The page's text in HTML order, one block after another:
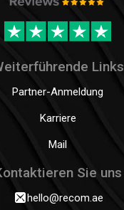
Links
Partner-Anmeldung
Karriere
Mail
Sie uns
hello@recom.ae